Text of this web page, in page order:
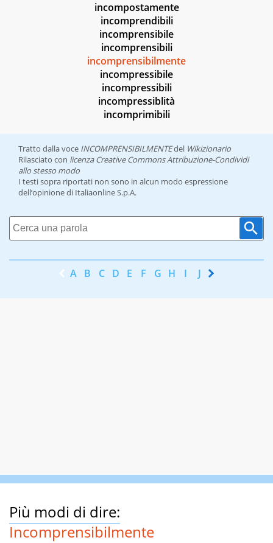
incompostamente
incomprendibili
incomprensibile
incomprensibili
incomprensibilmente
incompressibile
incompressibili
incompressiblità
incomprimibili
Tratto dalla voce INCOMPRENSIBILMENTEdel Wikizionario
Rilasciato con licenza Creative Commons Attribuzione-Condividi
allo stesso modo
I testi sopra riportati non sono in alcun modo espressione
dell’opinione di Italiaonline S.p.A.
A B C D E F G H I J K
Più modi di dire:
Incomprensibilmente